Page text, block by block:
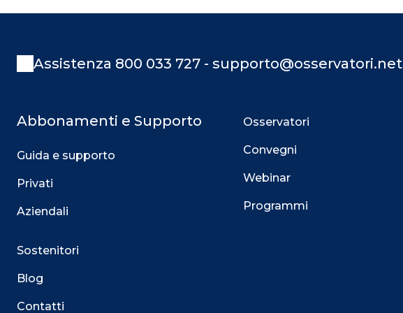
Assistenza 800 033 727 - supporto@osservatori.net
Abbonamenti e Supporto
Guida e supporto
Privati
Aziendali
Sostenitori
Blog
Contatti
Osservatori
Convegni
Webinar
Programmi